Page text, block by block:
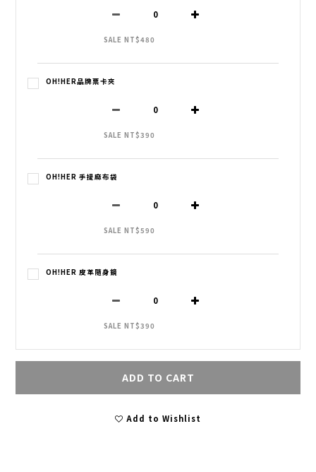
SALE NT$480
OH!HER品牌票卡夾
SALE NT$390
OH!HER 手提麻布袋
SALE NT$590
OH!HER 皮革隨身鏡
SALE NT$390
ADD TO CART
Add to Wishlist